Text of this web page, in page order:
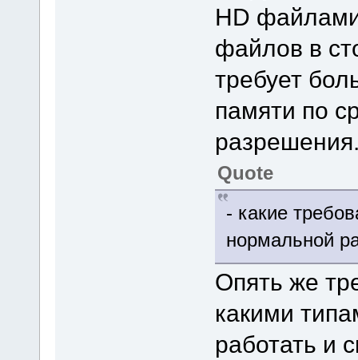
HD
файлов в
требует
памяти по
Quote
- какие
нормальной
Опять же
какими
работать и